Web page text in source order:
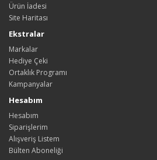
Ürün İadesi
Site Haritası
Ekstralar
Markalar
Hediye Çeki
Ortaklık Programı
Kampanyalar
Hesabım
Hesabım
Siparişlerim
Alışveriş Listem
Bülten Aboneliği